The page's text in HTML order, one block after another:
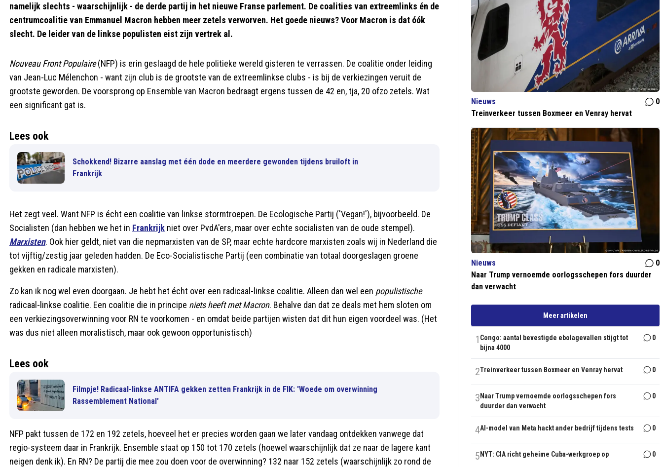
namelijk slechts - waarschijnlijk - de derde partij in het nieuwe Franse parlement. De coalities van extreemlinks én de
centrumcoalitie van Emmanuel Macron hebben meer zetels verworven. Het goede nieuws? Voor Macron is dat óók
slecht. De leider van de linkse populisten eist zijn vertrek al.
Nouveau Front Populaire(NFP) is erin geslaagd de hele politieke wereld gisteren te verrassen. De coalitie onder leiding
van Jean-Luc Mélenchon - want zijn club is de grootste van de extreemlinkse clubs - is bij de verkiezingen veruit de
grootste geworden. De voorsprong op Ensemble van Macron bedraagt ergens tussen de 42 en, tja, 20 ofzo zetels. Wat
een significant gat is.
Lees ook
Schokkend! Bizarre aanslag met één dode en meerdere gewonden tijdens bruiloft in
Frankrijk
Het zegt veel. Want NFP is écht een coalitie van linkse stormtroepen. De Ecologische Partij ('Vegan!'), bijvoorbeeld. De
Socialisten (dan hebben we het in Frankrijk niet over PvdA'ers, maar over echte socialisten van de oude stempel).
Marxisten. Ook hier geldt, niet van die nepmarxisten van de SP, maar echte hardcore marxisten zoals wij in Nederland die
tot vijftig/zestig jaar geleden hadden. De Eco-Socialistische Partij (een combinatie van totaal doorgeslagen groene
gekken en radicale marxisten).
Zo kan ik nog wel even doorgaan. Je hebt het écht over een radicaal-linkse coalitie. Alleen dan wel een populistische
radicaal-linkse coalitie. Een coalitie die in principe niets heeft met Macron. Behalve dan dat ze deals met hem sloten om
een verkiezingsoverwinning voor RN te voorkomen - en omdat beide partijen wisten dat dit hun eigen voordeel was. (Het
was dus niet alleen moralistisch, maar ook gewoon opportunistisch)
Lees ook
Filmpje! Radicaal-linkse ANTIFA gekken zetten Frankrijk in de FIK: 'Woede om overwinning
Rassemblement National'
NFP pakt tussen de 172 en 192 zetels, hoeveel het er precies worden gaan we later vandaag ontdekken vanwege dat
regio-systeem daar in Frankrijk. Ensemble staat op 150 tot 170 zetels (hoewel waarschijnlijk dat ze naar de lagere kant
neigen denk ik). En RN? De partij die mee zou doen voor de overwinning? 132 naar 152 zetels (waarschijnlijk zo rond de
Nieuws
0
Treinverkeer tussen Boxmeer en Venray hervat
Nieuws
0
Naar Trump vernoemde oorlogsschepen fors duurder
dan verwacht
Meer artikelen
1 Congo: aantal bevestigde ebolagevallen stijgt tot
bijna 4000
0
2Treinverkeer tussen Boxmeer en Venray hervat 0
3 Naar Trump vernoemde oorlogsschepen fors
duurder dan verwacht
0
4AI-model van Meta hackt ander bedrijf tijdens tests 0
5 NYT: CIA richt geheime Cuba-werkgroep op 0